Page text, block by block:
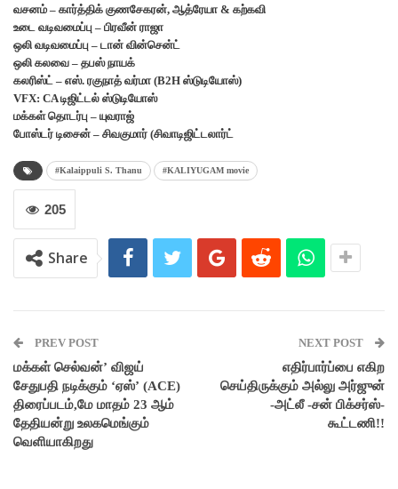
வசனம் – கார்த்திக் குணசேகரன், ஆத்ரேயா & கற்கவி
உடை வடிவமைப்பு – பிரவீன் ராஜா
ஒலி வடிவமைப்பு – டான் வின்சென்ட்
ஒலி கலவை – தபஸ் நாயக்
கலரிஸ்ட் – எஸ். ரகுநாத் வர்மா (B2H ஸ்டுடியோஸ்)
VFX: CA டிஜிட்டல் ஸ்டுடியோஸ்
மக்கள் தொடர்பு – யுவராஜ்
போஸ்டர் டிசைன் – சிவகுமார் (சிவாடிஜிட்டலார்ட்
#Kalaippuli S. Thanu #KALIYUGAM movie
205
Share
PREV POST
மக்கள் செல்வன்’ விஜய்
சேதுபதி நடிக்கும் ‘ஏஸ்’ (ACE)
திரைப்படம்,மே மாதம் 23 ஆம்
தேதியன்று உலகமெங்கும்
வெளியாகிறது
NEXT POST
எதிர்பார்ப்பை எகிற
செய்திருக்கும் அல்லு அர்ஜுன்
-அட்லீ -சன் பிக்சர்ஸ்-
கூட்டணி!!